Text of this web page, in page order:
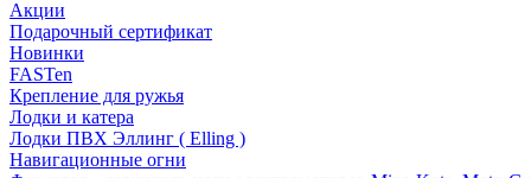
Акции
Подарочный сертификат
Новинки
FASTen
Крепление для ружья
Лодки и катера
Лодки ПВХ Эллинг ( Elling )
Навигационные огни